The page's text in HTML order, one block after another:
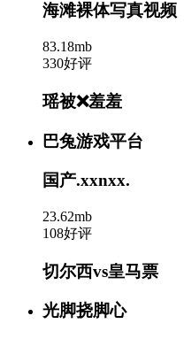
海滩裸体写真视频
83.18mb
330好评
瑶被❌羞羞
巴兔游戏平台
国产.xxnxx.
23.62mb
108好评
切尔西vs皇马票
光脚挠脚心